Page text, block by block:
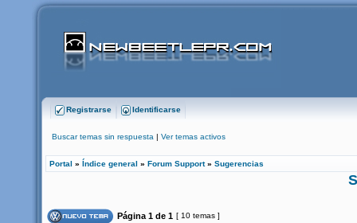
Registrarse Identificarse
Buscar temas sin respuesta | Ver temas activos
Portal » Índice general » Forum Support» Sugerencias
Página 1 de 1 [ 10 temas ]